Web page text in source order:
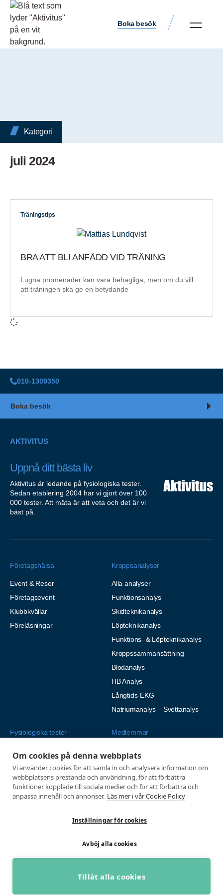
Om cookies på denna webbplats
Vi använder cookies för att samla in och analysera information om
webbplatsens prestanda och användning, för att förbättra
funktioner kopplade till sociala medier och för att förbättra och
anpassa innehåll och annonser. Läs mer i vår Cookie Policy
Inställningar för cookies
Avböj alla cookies
Tillåt alla cookies
Boka besök
Kategori
juli 2024
Träningstips
BRA ATT BLI ANFÅDD VID TRÄNING
Lugna promenader kan vara behagliga, men om du vill
att träningen ska ge en betydande
010-1309350
Boka besök
AKTIVITUS
Uppnå ditt bästa liv
Aktivitus är ledande på fysiologiska tester.
Sedan etablering 2004 har vi gjort över 100
000 tester. Att mäta är att veta och det är vi
bäst på.
Företagshälsa
Event & Resor
Företagsevent
Klubbkvällar
Föreläsningar
Kroppsanalyser
Alla analyser
Funktionsanalys
Skidteknikanalys
Löpteknikanalys
Funktions- & Löpteknikanalys
Kroppssammansättning
Blodanalys
HB Analys
Långtids-EKG
Natriumanalys – Svettanalys
Fysiologiska tester
Tröskeltest cykel
Tröskeltest löpning
Tröskeltest skidor
VO2max-test
Medlemmar
Vanliga frågor
AUTOGIRO
© 2026